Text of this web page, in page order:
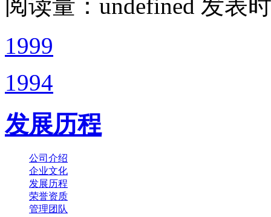
阅读量： undefined 发表
1999
1994
发展历程
公司介绍
企业文化
发展历程
荣誉资质
管理团队